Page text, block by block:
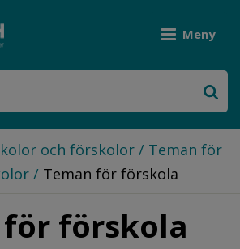
Meny
och förskolor / Teman för
/ Teman för förskola
förskola